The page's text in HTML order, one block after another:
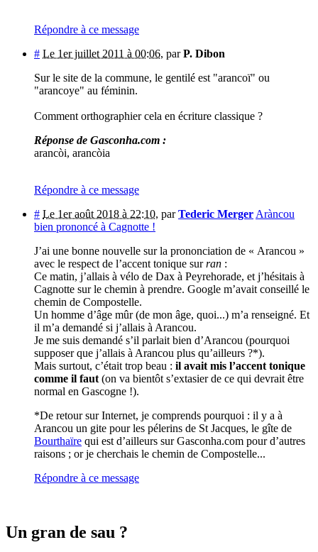
Répondre à ce message
# Le 1er juillet 2011 à 00:06, parP. Dibon
Sur le site de la commune, le gentilé est "arancoï" ou
"arancoye" au féminin.
Comment orthographier cela en écriture classique ?
Réponse de Gasconha.com :
arancòi, arancòia
Répondre à ce message
# Le 1er août 2018 à 22:10, parTederic Merger Aràncou
bien prononcé à Cagnotte !
J’ai une bonne nouvelle sur la prononciation de « Arancou »
avec le respect de l’accent tonique surran :
Ce matin, j’allais à vélo de Dax à Peyrehorade, et j’hésitais à
Cagnotte sur le chemin à prendre. Google m’avait conseillé le
chemin de Compostelle.
Un homme d’âge mûr (de mon âge, quoi...) m’a renseigné. Et
il m’a demandé si j’allais à Arancou.
Je me suis demandé s’il parlait bien d’Arancou (pourquoi
supposer que j’allais à Arancou plus qu’ailleurs ?*).
Mais surtout, c’était trop beau : il avait mis l’accent tonique
comme il faut (on va bientôt s’extasier de ce qui devrait être
normal en Gascogne !).
*De retour sur Internet, je comprends pourquoi : il y a à
Arancou un gite pour les pélerins de St Jacques, le gîte de
Bourthaïre qui est d’ailleurs sur Gasconha.com pour d’autres
raisons ; or je cherchais le chemin de Compostelle...
Répondre à ce message
Un gran de sau ?